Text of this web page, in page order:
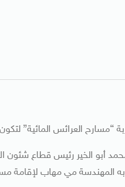
“مسارح العرائس المائية”
أبو الخير رئيس قطاع شئون
المهندسة مي مهاب لإقامة